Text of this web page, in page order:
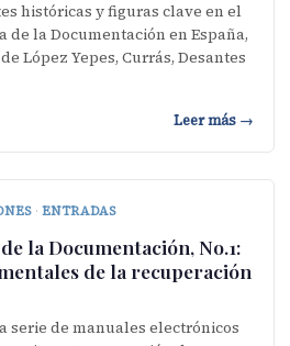
históricas y figuras clave en el
de la Documentación en España,
López Yepes, Currás, Desantes
Leer más →
· ENTRADAS
la Documentación, No.1:
de la recuperación
serie de manuales electrónicos